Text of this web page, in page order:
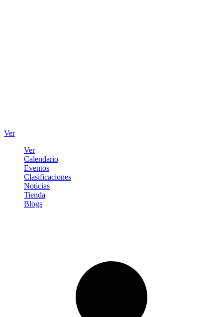
Ver
Ver
Calendario
Eventos
Clasificaciones
Noticias
Tienda
Blogs